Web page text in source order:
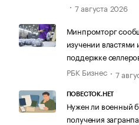
7 августа 2026
Минпромторг
изучении властями
поддержке
РБК Бизнес
7
ПОВЕСТОК.НЕТ
Нужен ли военный
получения